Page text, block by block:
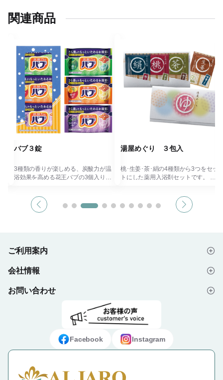
関連商品
バブ３錠
3種類の香りが楽しめる、炭酸力が温
浴効果を高める花王バブの3個入りセ
きます。
ピリピリしにくい塩素除去、素肌と同
販促品や敬老の日の贈り物、各種記念
品としておすすめです。
湯屋めぐり ３包入
桃･生姜･茶･絹の4種類から3つをセッ
トにした薬用入浴剤セットです。 桃:
異なる湯質の特徴と配合エキス（保湿
成分）の効果を、体調やお肌の状態に
【名入れをご希望の方はお問い合わせ
ご利用案内
はじめての方へ
ご注文の流れ
デザイン入稿データについて
ギフト・ノベルティ納入事例
会社情報
会社概要
プライバシーポリシー
特定商取引法に基づく表示
お問い合わせ
お問い合わせフォームFacebook Instagram